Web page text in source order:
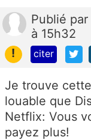
Publié par
à 15h32
!
citer
Je trouve
louable que
Netflix: Vous
payez plus!